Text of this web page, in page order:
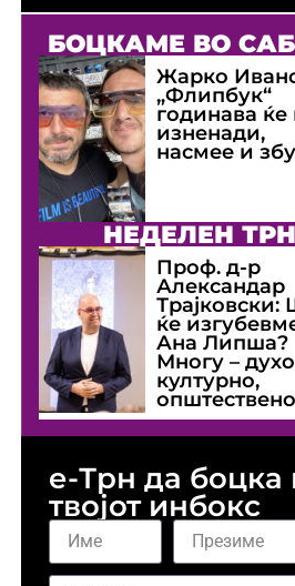
БОЦКАМЕ ВО
Жарко
„Флипбук“
годинава ќе
изненади,
насмее и
НЕДЕЛЕН ТРН
Проф. д-р
Александар
Трајковски:
ќе
Ана Липша?
Многу –
културно,
општествено
е-Трн да боцка
твојот инбокс